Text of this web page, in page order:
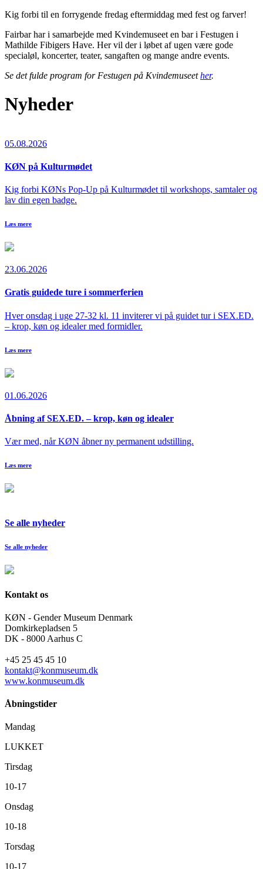
Kig forbi til en forrygende fredag eftermiddag med fest og farver!
Fairbar har i samarbejde med Kvindemuseet en bar i Festugen i
Mathilde Fibigers Have. Her vil der i løbet af ugen være gode
specialøl, koncerter, teater, sangaften og mange andre events.
Se det fulde program for Festugen på Kvindemuseether.
Nyheder
05.08.2026
KØN på Kulturmødet
Kig forbi KØNs Pop-Up på Kulturmødet til workshops, samtaler og
lav din egen badge.
Læs mere
23.06.2026
Gratis guidede ture i sommerferien
Hver onsdag i uge 27-32 kl. 11 inviterer vi på guidet tur i SEX.ED.
– krop, køn og idealer med formidler.
Læs mere
01.06.2026
Åbning af SEX.ED. – krop, køn og idealer
Vær med, når KØN åbner ny permanent udstilling.
Læs mere
Se alle nyheder
Se alle nyheder
Kontakt os
KØN - Gender Museum Denmark
Domkirkepladsen 5
DK - 8000 Aarhus C
+45 25 45 45 10
kontakt@konmuseum.dk
www.konmuseum.dk
Åbningstider
Mandag
LUKKET
Tirsdag
10-17
Onsdag
10-18
Torsdag
10-17